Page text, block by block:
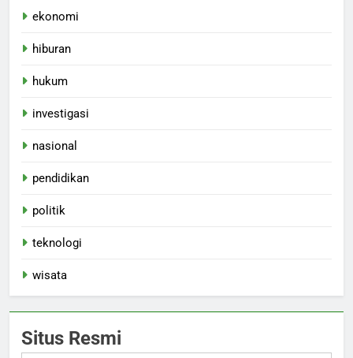
ekonomi
hiburan
hukum
investigasi
nasional
pendidikan
politik
teknologi
wisata
Situs Resmi